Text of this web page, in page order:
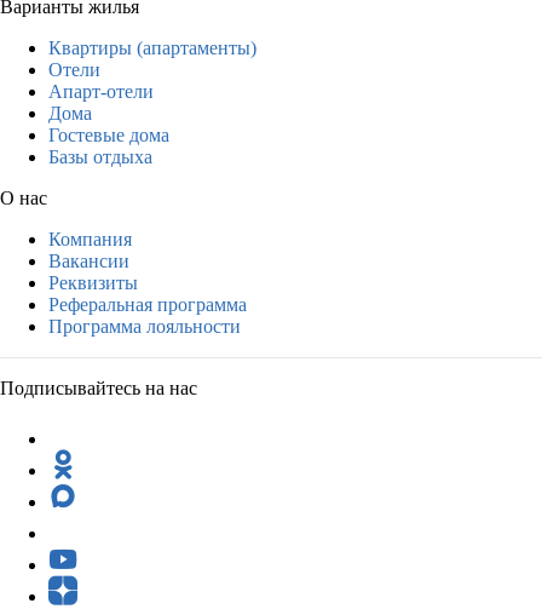
Варианты жилья
Квартиры (апартаменты)
Отели
Апарт-отели
Дома
Гостевые дома
Базы отдыха
О нас
Компания
Вакансии
Реквизиты
Реферальная программа
Программа лояльности
Подписывайтесь на нас